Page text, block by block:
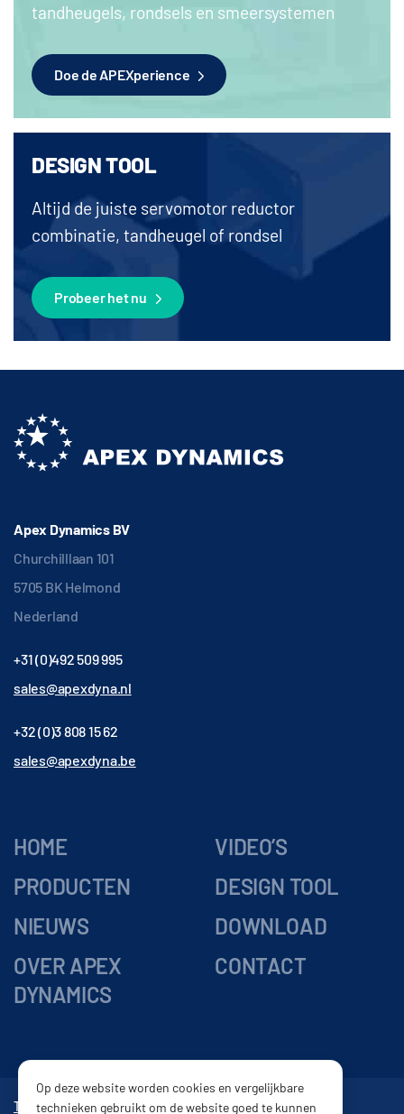
tandheugels, rondsels en smeersystemen
Doe de APEXperience
DESIGN TOOL
Altijd de juiste servomotor reductor
combinatie, tandheugel of rondsel
Probeer het nu
Apex Dynamics BV
Churchilllaan 101
5705 BK Helmond
Nederland
+31 (0)492 509 995
sales@apexdyna.nl
+32 (0)3 808 15 62
sales@apexdyna.be
HOME
PRODUCTEN
NIEUWS
OVER APEX
DYNAMICS
VIDEO’S
DESIGN TOOL
DOWNLOAD
CONTACT
Tandwielkasten Vertragingskasten Reductor Tandheugel
Op deze website worden cookies en vergelijkbare
technieken gebruikt om de website goed te kunnen